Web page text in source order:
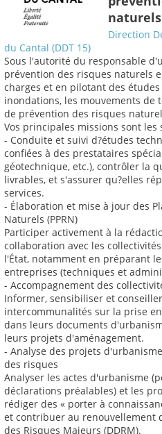
Direction
du Cantal (DDT 15)
Sous l'autorité du responsable
prévention des risques naturels
charges et en pilotant des
inondations, les mouvements
de prévention des risques
Vos principales missions sont les
- Conduite et suivi d?études
confiées à des prestataires
géotechnique, etc.), contrôler la
livrables, et s'assurer qu?elles
services.
- Élaboration et mise à jour des
Naturels (PPRN)
Participer activement à la
collaboration avec les
l'État, notamment en préparant
entreprises (techniques et
- Accompagnement des
Informer, sensibiliser et
intercommunalités sur la prise
dans leurs documents
leurs projets d'aménagement.
- Analyse des projets
des risques
Analyser les actes d'urbanisme
déclarations préalables) et les
rédiger des « porter à
et contribuer au renouvellement
des Risques Majeurs (DDRM).